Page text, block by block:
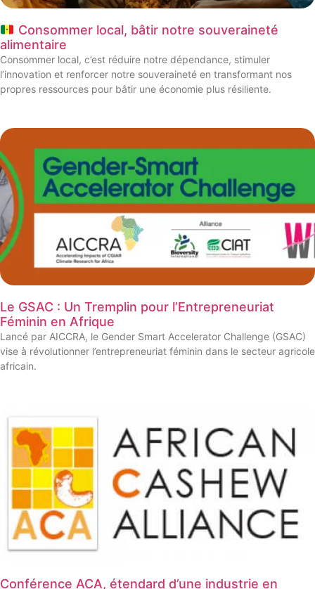
Consommer local, bâtir notre souveraineté
alimentaire
Consommer local, c’est réduire notre dépendance, stimuler
l’innovation et renforcer notre souveraineté en transformant nos
propres ressources pour bâtir une économie plus résiliente.
Le GSAC : Un Tremplin pour l’Entrepreneuriat
Féminin en Afrique
Lancé par AICCRA, le Gender Smart Accelerator Challenge (GSAC)
vise à révolutionner l’entrepreneuriat féminin dans le secteur agricole
africain.
Conférence ACA, étendard d’une industrie en